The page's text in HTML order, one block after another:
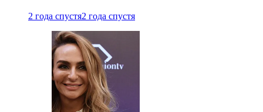
2 года спустя2 года спустя